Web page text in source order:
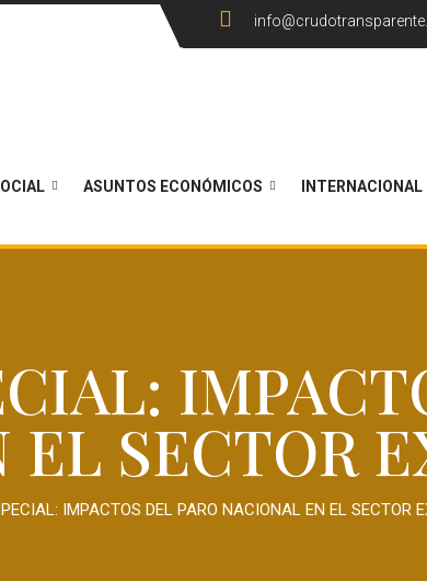
ASUNTOS ECONÓMICOS INTERNACIONAL
SECTOR
IMPACTOS DEL PARO NACIONAL EN EL SECTOR